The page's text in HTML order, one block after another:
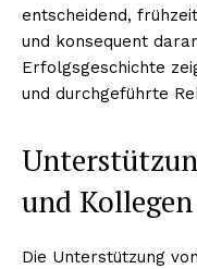
Um
Kontaktiere uns
Mein Konto
entscheidend,
und konsequent
Erfolgsgeschichte
und durchgeführte
und Kollegen
Die Unterstützung